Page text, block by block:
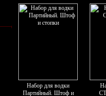
Набор для водки
Партийный. Штоф и